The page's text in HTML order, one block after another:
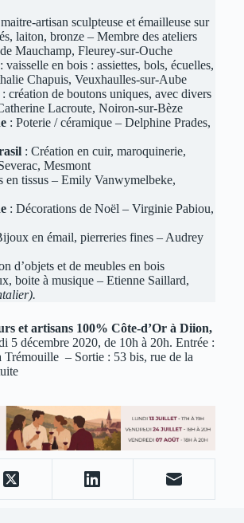
artisan sculpteuse et émailleuse sur
laiton, bronze – Membre des ateliers
Mauchamp, Fleurey-sur-Ouche
: vaisselle en bois : assiettes, bols, écuelles,
Chapuis, Veuxhaulles-sur-Aube
: création de boutons uniques, avec divers
Lacroute, Noiron-sur-Bèze
: Poterie / céramique – Delphine Prades,
: Création en cuir, maroquinerie,
Mesmont
en tissus – Emily Vanwymelbeke,
: Décorations de Noël – Virginie Pabiou,
en émail, pierreries fines – Audrey
d’objets et de meubles en bois
boite à musique – Etienne Saillard,
et artisans 100% Côte-d’Or à Diion,
5 décembre 2020, de 10h à 20h. Entrée :
Trémouille – Sortie : 53 bis, rue de la